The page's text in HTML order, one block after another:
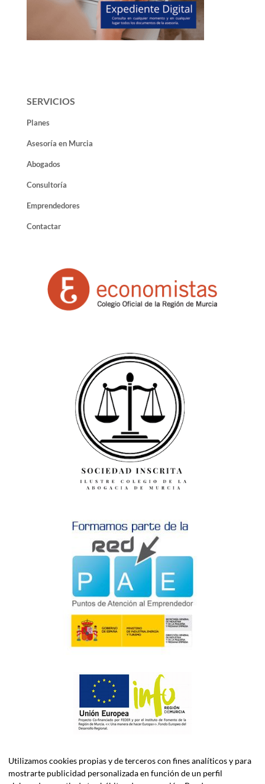
SERVICIOS
Planes
Asesoría en Murcia
Abogados
Consultoría
Emprendedores
Contactar
Utilizamos cookies propias y de terceros con fines analíticos y para
mostrarte publicidad personalizada en función de un perfil